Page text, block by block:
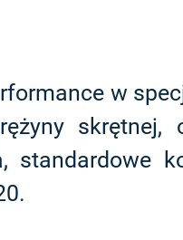
w
skrętnej,
standardowe